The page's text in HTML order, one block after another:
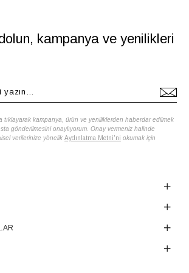
kampanya ve yenilikleri
tıklayarak kampanya, ürün ve yeniliklerden haberdar edilmek
gönderilmesini onaylıyorum. Onay vermeniz halinde
verilerinize yönelik Aydınlatma Metni'ni okumak için